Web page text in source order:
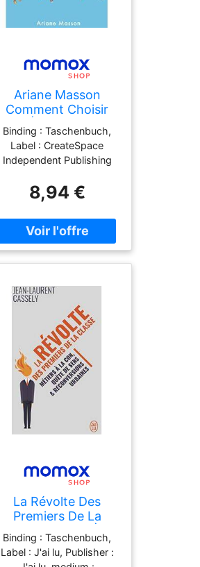
Ariane Masson
Comment Choisir
Ses Études Et Son
Métier: Orientation
Scolaire Et
Professionnelle
Binding : Taschenbuch,
Label : CreateSpace
Independent Publishing
CreateSpace Independent
Publishing Platform,
medium : Taschenbuch,
numberOfPages : 165,
publicationDate : 2021-
02-04, authors : Ariane
1532975961
8,94 €
La Révolte Des
Premiers De La
Classe : Métiers À La
Con, Quête De Sens
& Reconversions
Binding : Taschenbuch,
Label : J'ai lu, Publisher :